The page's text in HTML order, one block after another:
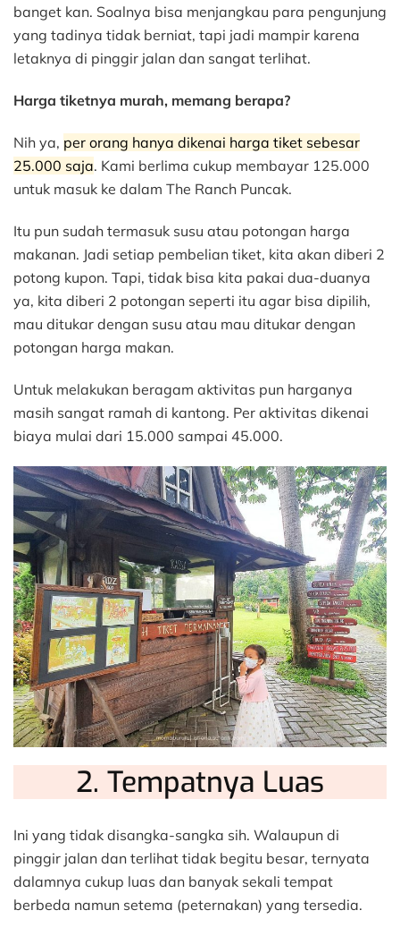
banget kan. Soalnya bisa menjangkau para pengunjung
yang tadinya tidak berniat, tapi jadi mampir karena
letaknya di pinggir jalan dan sangat terlihat.
Harga tiketnya murah, memang berapa?
Nih ya, per orang hanya dikenai harga tiket sebesar
25.000 saja. Kami berlima cukup membayar 125.000
untuk masuk ke dalam The Ranch Puncak.
Itu pun sudah termasuk susu atau potongan harga
makanan. Jadi setiap pembelian tiket, kita akan diberi 2
potong kupon. Tapi, tidak bisa kita pakai dua-duanya
ya, kita diberi 2 potongan seperti itu agar bisa dipilih,
mau ditukar dengan susu atau mau ditukar dengan
potongan harga makan.
Untuk melakukan beragam aktivitas pun harganya
masih sangat ramah di kantong. Per aktivitas dikenai
biaya mulai dari 15.000 sampai 45.000.
2. Tempatnya Luas
Ini yang tidak disangka-sangka sih. Walaupun di
pinggir jalan dan terlihat tidak begitu besar, ternyata
dalamnya cukup luas dan banyak sekali tempat
berbeda namun setema (peternakan) yang tersedia.